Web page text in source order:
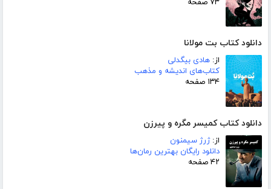
۷۳ صفحه
دانلود کتاب بت مولانا
از: هادی بیگدلی
کتاب‌های اندیشه و مذهب
۱۳۴ صفحه
دانلود کتاب کمیسر مگره و پیرزن
از:ژرژ سیمنون
دانلود رایگان بهترین رمان‌ها
۴۲ صفحه